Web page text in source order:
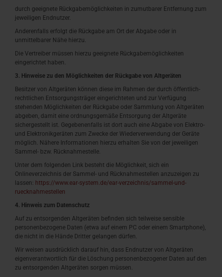
durch geeignete Rückgabemöglichkeiten in zumutbarer Entfernung zum
jeweiligen Endnutzer.
Anderenfalls erfolgt die Rückgabe am Ort der Abgabe oder in
unmittelbarer Nähe hierzu.
Die Vertreiber müssen hierzu geeignete Rückgabemöglichkeiten
eingerichtet haben.
3. Hinweise zu den Möglichkeiten der Rückgabe von Altgeräten
Besitzer von Altgeräten können diese im Rahmen der durch öffentlich-
rechtlichen Entsorgungsträger eingerichteten und zur Verfügung
stehenden Möglichkeiten der Rückgabe oder Sammlung von Altgeräten
abgeben, damit eine ordnungsgemäße Entsorgung der Altgeräte
sichergestellt ist. Gegebenenfalls ist dort auch eine Abgabe von Elektro-
und Elektronikgeräten zum Zwecke der Wiederverwendung der Geräte
möglich. Nähere Informationen hierzu erhalten Sie von der jeweiligen
Sammel- bzw. Rücknahmestelle.
Unter dem folgenden Link besteht die Möglichkeit, sich ein
Onlineverzeichnis der Sammel- und Rücknahmestellen anzuzeigen zu
lassen: https://www.ear-system.de/ear-verzeichnis/sammel-und-
ruecknahmestellen
4. Hinweis zum Datenschutz
Auf zu entsorgenden Altgeräten befinden sich teilweise sensible
personenbezogene Daten (etwa auf einem PC oder einem Smartphone),
die nicht in die Hände Dritter gelangen dürfen.
Wir weisen ausdrücklich darauf hin, dass Endnutzer von Altgeräten
eigenverantwortlich für die Löschung personenbezogener Daten auf den
zu entsorgenden Altgeräten sorgen müssen.